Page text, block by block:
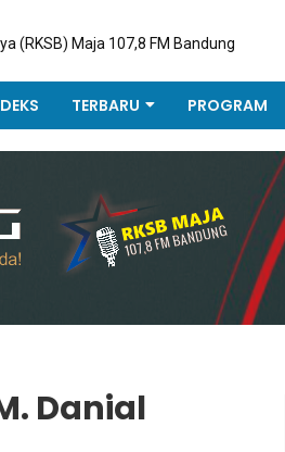
(RKSB) Maja 107,8 FM Bandung
TERBARU PROGRAM
Danial